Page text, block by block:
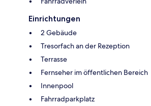
Einrichtungen
2 Gebäude
Tresorfach an der Rezeption
Terrasse
Fernseher im öffentlichen Bereich
Innenpool
Fahrradparkplatz